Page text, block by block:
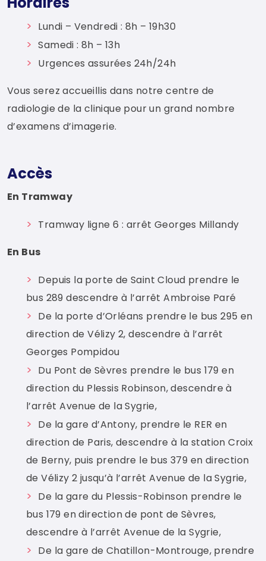
Lundi – Vendredi : 8h – 19h30
Samedi : 8h – 13h
Urgences assurées 24h/24h
Vous serez accueillis dans notre centre de
radiologie de la clinique pour un grand nombre
d’examens d’imagerie.
Accès
En Tramway
Tramway ligne 6 : arrêt Georges Millandy
En Bus
Depuis la porte de Saint Cloud prendre le
bus 289 descendre à l’arrêt Ambroise Paré
De la porte d’Orléans prendre le bus 295 en
direction de Vélizy 2, descendre à l’arrêt
Georges Pompidou
Du Pont de Sèvres prendre le bus 179 en
direction du Plessis Robinson, descendre à
l’arrêt Avenue de la Sygrie,
De la gare d’Antony, prendre le RER en
direction de Paris, descendre à la station Croix
de Berny, puis prendre le bus 379 en direction
de Vélizy 2 jusqu’à l’arrêt Avenue de la Sygrie,
De la gare du Plessis-Robinson prendre le
bus 179 en direction de pont de Sèvres,
descendre à l’arrêt Avenue de la Sygrie,
De la gare de Chatillon-Montrouge, prendre